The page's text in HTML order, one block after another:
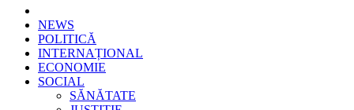
Epoca
Cele mai noi știri online din România
NEWS
POLITICĂ
INTERNAȚIONAL
ECONOMIE
SOCIAL
SĂNĂTATE